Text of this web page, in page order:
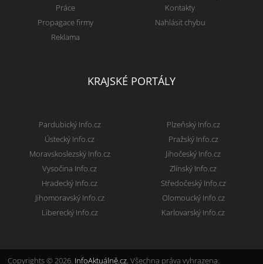
Práce
Propagace firmy
Reklama
Kontakty
Nahlásit chybu
KRAJSKÉ PORTÁLY
Pardubický Info.cz
Ústecký Info.cz
Moravskoslezský Info.cz
Vysočina Info.cz
Hradecký Info.cz
Jihomoravský Info.cz
Liberecký Info.cz
Plzeňský Info.cz
Pražský Info.cz
Jihočeský Info.cz
Zlínský Info.cz
Středočeský Info.cz
Olomoucký Info.cz
Karlovarský Info.cz
Copyrights © 2026. InfoAktuálně.cz, Všechna práva vyhrazena.